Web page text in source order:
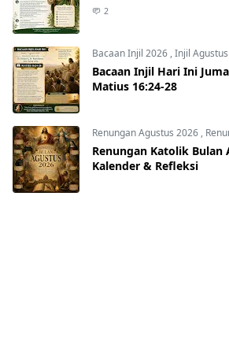
2
Bacaan Injil 2026 ,Injil
Bacaan Injil Hari Ini
Matius 16:24-28
Renungan Agustus 2026 ,
Renungan Katolik Bulan
Kalender & Refleksi